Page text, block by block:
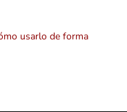
usarlo de forma